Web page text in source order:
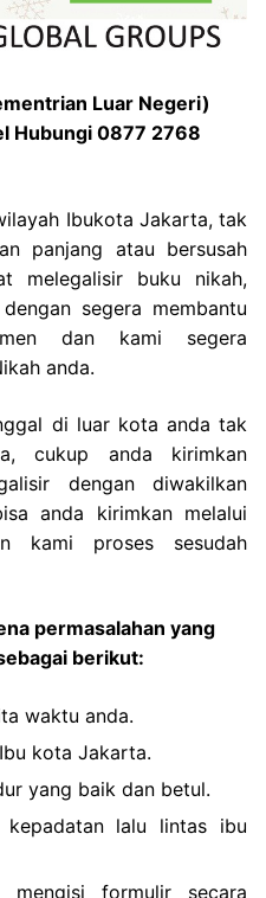
Luar Negeri)
Hubungi 0877 2768
Ibukota Jakarta, tak
panjang atau bersusah
melegalisir buku nikah,
segera membantu
dan kami segera
anda.
di luar kota anda tak
cukup anda kirimkan
dengan diwakilkan
anda kirimkan melalui
kami proses sesudah
permasalahan yang
berikut:
waktu anda.
kota Jakarta.
yang baik dan betul.
lalu lintas ibu
mengisi formulir secara